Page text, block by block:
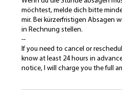
möchtest, melde dich bitte
mir. Bei kürzerfristigen Absagen
in Rechnung stellen.
--
If you need to cancel or
know at least 24 hours in
notice, I will charge you the full